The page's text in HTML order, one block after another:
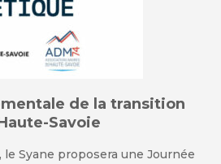
de la transition
Savoie
Syane proposera une Journée